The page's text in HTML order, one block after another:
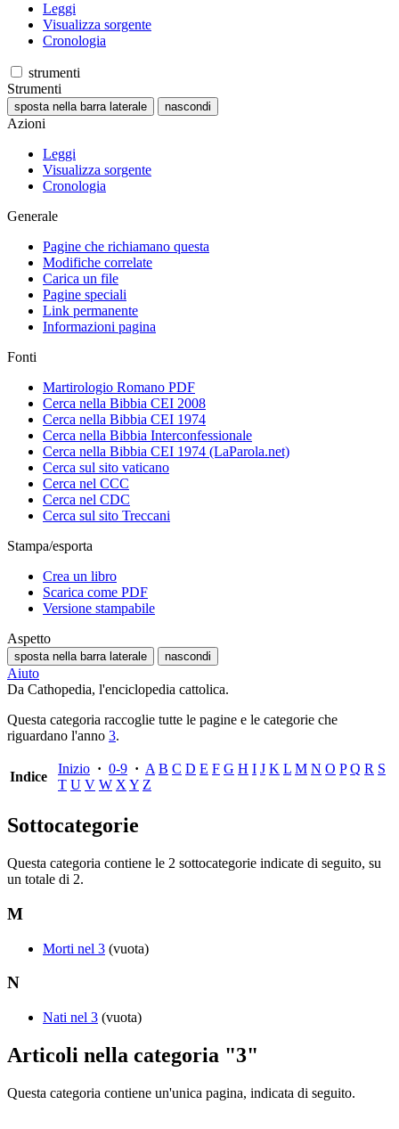
Leggi
Visualizza sorgente
Cronologia
strumenti
Strumenti
sposta nella barra laterale nascondi
Azioni
Leggi
Visualizza sorgente
Cronologia
Generale
Pagine che richiamano questa
Modifiche correlate
Carica un file
Pagine speciali
Link permanente
Informazioni pagina
Fonti
Martirologio Romano PDF
Cerca nella Bibbia CEI 2008
Cerca nella Bibbia CEI 1974
Cerca nella Bibbia Interconfessionale
Cerca nella Bibbia CEI 1974 (LaParola.net)
Cerca sul sito vaticano
Cerca nel CCC
Cerca nel CDC
Cerca sul sito Treccani
Stampa/esporta
Crea un libro
Scarica come PDF
Versione stampabile
Aspetto
sposta nella barra laterale nascondi
Aiuto
Da Cathopedia, l'enciclopedia cattolica.
Questa categoria raccoglie tutte le pagine e le categorie che
riguardano l'anno 3.
Indice
Inizio · 0-9 · A B C D E F G H I J K L M N O P Q R S
T U V W XY Z
Sottocategorie
Questa categoria contiene le 2 sottocategorie indicate di seguito, su
un totale di 2.
M
Morti nel 3 (vuota)
N
Nati nel 3 (vuota)
Articoli nella categoria "3"
Questa categoria contiene un'unica pagina, indicata di seguito.